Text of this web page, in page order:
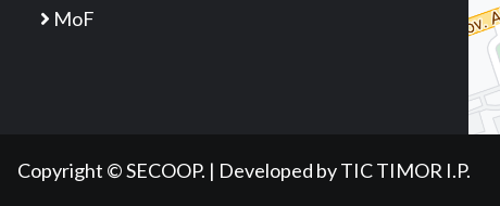
MoF
Copyright © SECOOP. | Developed by TIC TIMOR I.P.